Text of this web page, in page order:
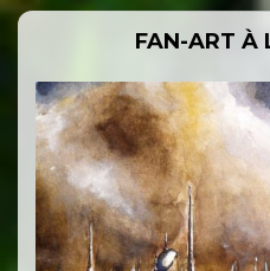
FAN-ART À